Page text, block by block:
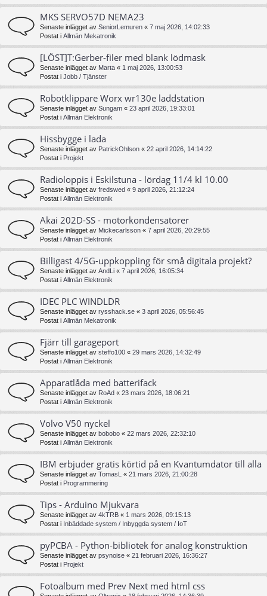
MKS SERVO57D NEMA23
Senaste inlägget av SeniorLemuren « 7 maj 2026, 14:02:33
Postat i Allmän Mekatronik
[LÖST]T:Gerber-filer med blank lödmask
Senaste inlägget av Marta « 1 maj 2026, 13:00:53
Postat i Jobb / Tjänster
Robotklippare Worx wr130e laddstation
Senaste inlägget av Sungam « 23 april 2026, 19:33:01
Postat i Allmän Elektronik
Hissbygge i lada
Senaste inlägget av PatrickOhlson « 22 april 2026, 14:14:22
Postat i Projekt
Radioloppis i Eskilstuna - lördag 11/4 kl 10.00
Senaste inlägget av fredswed « 9 april 2026, 21:12:24
Postat i Allmän Elektronik
Akai 202D-SS - motorkondensatorer
Senaste inlägget av Mickecarlsson « 7 april 2026, 20:29:55
Postat i Allmän Elektronik
Billigast 4/5G-uppkoppling för små digitala projekt?
Senaste inlägget av AndLi « 7 april 2026, 16:05:34
Postat i Allmän Elektronik
IDEC PLC WINDLDR
Senaste inlägget av rysshack.se « 3 april 2026, 05:56:45
Postat i Allmän Mekatronik
Fjärr till garageport
Senaste inlägget av steffo100 « 29 mars 2026, 14:32:49
Postat i Allmän Elektronik
Apparatlåda med batterifack
Senaste inlägget av RoAd « 23 mars 2026, 18:06:21
Postat i Allmän Elektronik
Volvo V50 nyckel
Senaste inlägget av bobobo « 22 mars 2026, 22:32:10
Postat i Allmän Elektronik
IBM erbjuder gratis körtid på en Kvantumdator till alla
Senaste inlägget av TomasL « 21 mars 2026, 21:00:28
Postat i Programmering
Tips - Arduino Mjukvara
Senaste inlägget av 4kTRB « 1 mars 2026, 09:15:13
Postat i Inbäddade system / Inbyggda system / IoT
pyPCBA - Python-bibliotek för analog konstruktion
Senaste inlägget av psynoise « 21 februari 2026, 16:36:27
Postat i Projekt
Fotoalbum med Prev Next med html css